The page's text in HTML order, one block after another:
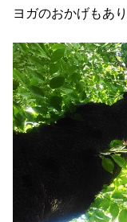
ヨガのおかげもあ